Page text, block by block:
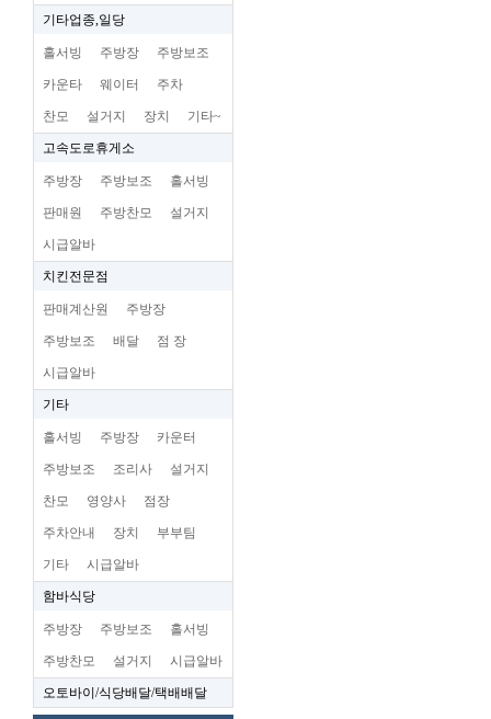
기타업종,일당
홀서빙 주방장 주방보조
카운타 웨이터 주차
찬모 설거지 장치 기타~
고속도로휴게소
주방장 주방보조 홀서빙
판매원 주방찬모 설거지
시급알바
치킨전문점
판매계산원 주방장
주방보조 배달 점 장
시급알바
기타
홀서빙 주방장 카운터
주방보조 조리사 설거지
찬모 영양사 점장
주차안내 장치 부부팀
기타 시급알바
함바식당
주방장 주방보조 홀서빙
주방찬모 설거지 시급알바
오토바이/식당배달/택배배달